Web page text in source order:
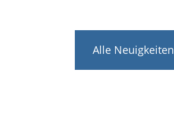
Alle Neuigkeiten